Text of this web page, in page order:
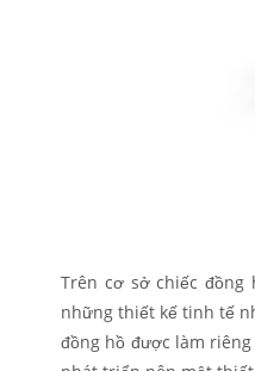
Trên cơ sở chiếc đồng
những thiết kế tinh tế
đồng hồ được làm